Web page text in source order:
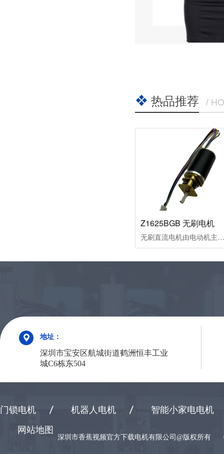
热品推荐 /
Z1625BGB 无刷电机
无刷直流电机由电动机主体和驱动器组成，是一种典型的机电一体化产品。由于无刷直流电动机是以自控式运行的，所以不会像变频调速下重载启动的同步电机那样在转子上另加启动绕组，也不会在负载突变时产生振荡和失步。无刷直流电动机是采用半导体开关器件来实现电子换向的，即用电子开关器件代替传统的接触式换向器和电刷。它具有可靠性高、无换向火花、机械噪声低等优点，广泛应用于高档录音座、录像机、电子仪器及自动化办公设备中。
地址：
深圳市宝安区航城街道鹤洲恒丰工业
城C6栋东504
门锁电机 机器人电机
智能小家电电机
网站地图
深圳市香蕉视频官方下载电机有限公司@版权所有